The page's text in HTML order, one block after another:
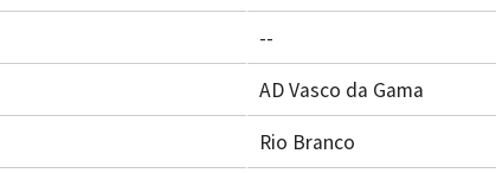
--
AD Vasco da Gama
Rio Branco